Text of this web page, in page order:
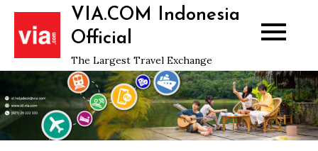
Skip
content
VIA.COM Indonesia
Official
The Largest Travel Exchange